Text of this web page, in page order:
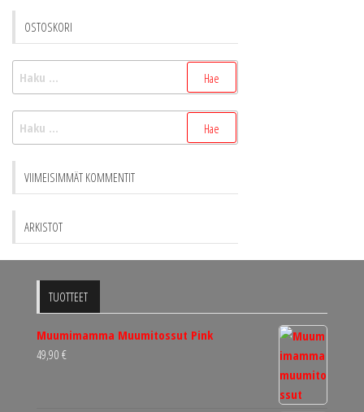
OSTOSKORI
VIIMEISIMMÄT KOMMENTIT
ARKISTOT
TUOTTEET
Muumimamma Muumitossut Pink
49,90 €